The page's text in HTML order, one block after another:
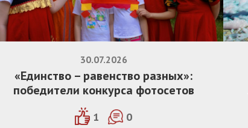
«Единство – равенство разных»:
победители конкурса фотосетов
30.07.2026
1 0